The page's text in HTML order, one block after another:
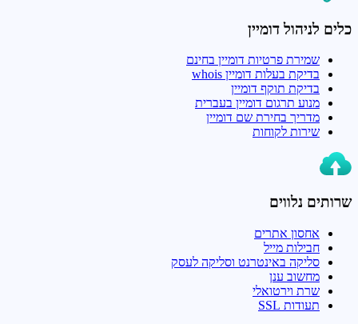
כלים לניהול דומיין
שמירת פרטיות דומיין בחינם
בדיקת בעלות דומיין whois
בדיקת תוקף דומיין
מנוע תרגום דומיין בעברית
מדריך בחירת שם דומיין
שירות לקוחות
שרותים נלווים
אחסון אתרים
חבילות מייל
סליקה באינטרנט וסליקה לעסק
מחשוב ענן
שרת וירטואלי
תעודות SSL